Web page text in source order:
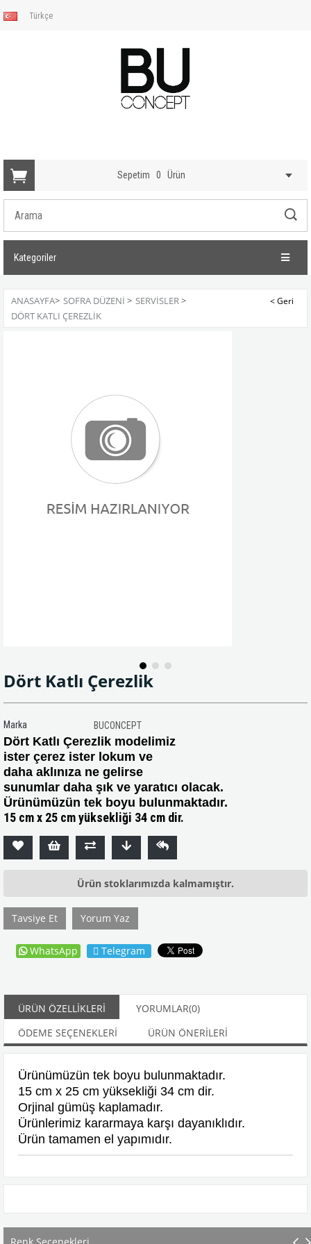
Türkçe
Sepetim 0 Ürün
Kategoriler
ANASAYFA> SOFRA DÜZENI > SERVISLER>
DÖRT KATLI ÇEREZLIK
Dört Katlı Çerezlik
Marka BUCONCEPT
Dört Katlı Çerezlik modelimiz
ister çerez ister lokum ve
daha aklınıza ne gelirse
sunumlar daha şık ve yaratıcı olacak.
Ürünümüzün tek boyu bulunmaktadır.
15 cm x 25 cm yüksekliği 34 cm dir.
Ürün stoklarımızda kalmamıştır.
Tavsiye Et Yorum Yaz
WhatsApp Telegram
ÜRÜN ÖZELLIKLERI YORUMLAR(0)
ÖDEME SEÇENEKLERI
ÜRÜN ÖNERILERI
Ürünümüzün tek boyu bulunmaktadır.
15 cm x 25 cm yüksekliği 34 cm dir.
Orjinal gümüş kaplamadır.
Ürünlerimiz kararmaya karşı dayanıklıdır.
Ürün tamamen el yapımıdır.